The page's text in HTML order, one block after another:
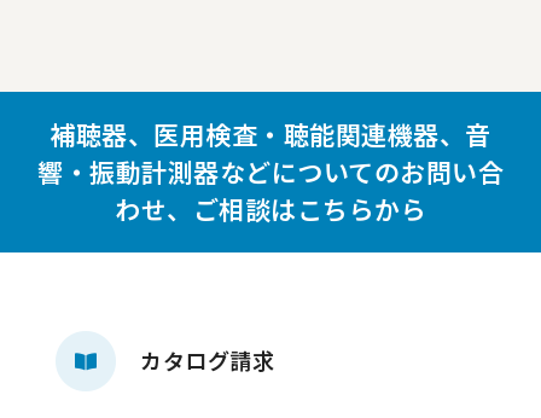
補聴器、医用検査・聴能関連機器、音
響・振動計測器などについてのお問い合
わせ、ご相談はこちらから
カタログ請求